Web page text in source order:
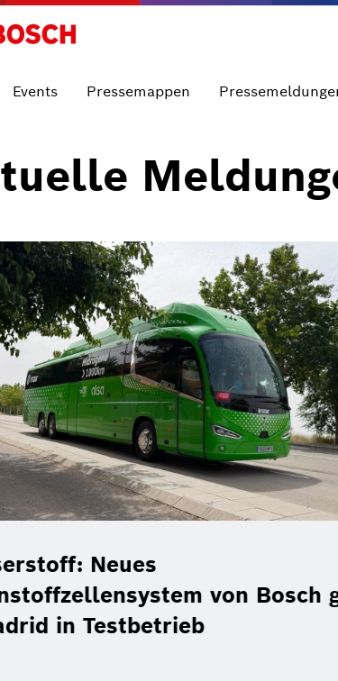
Events Pressemappen
Ehrhart verlässt Position
Kommunikationschef zum
Jahres